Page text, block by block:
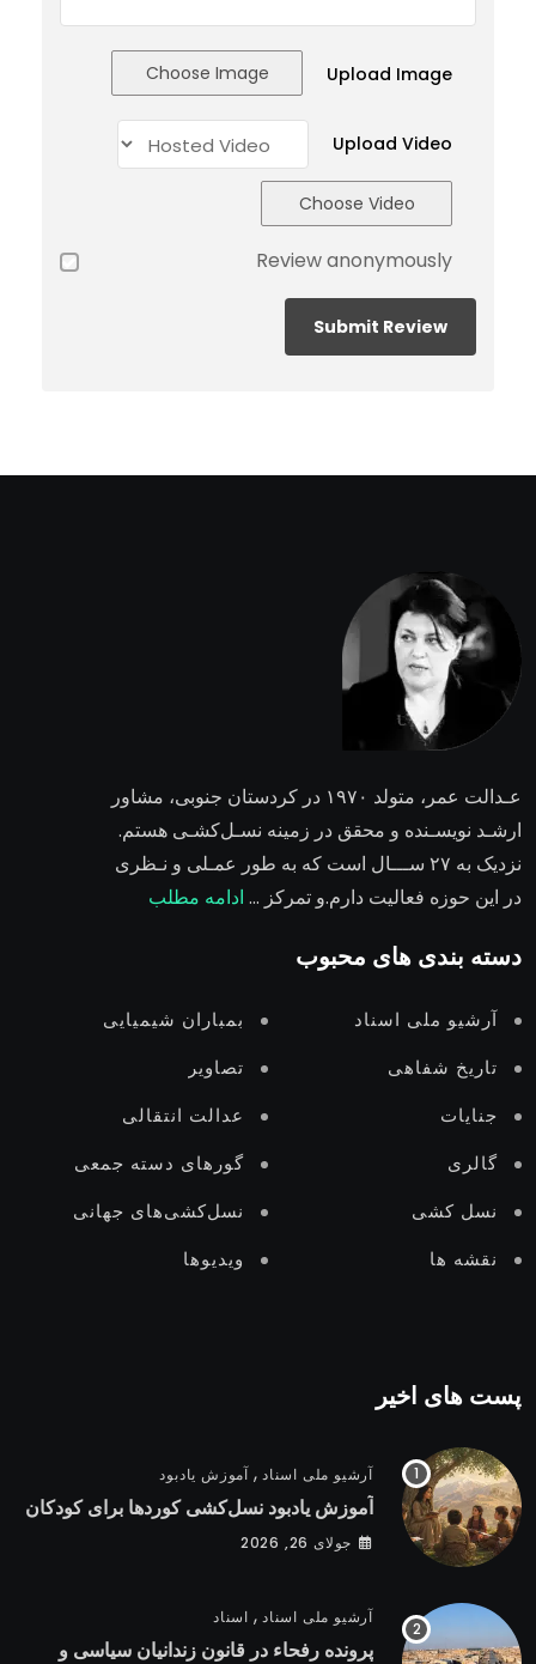
Upload Image
Choose Image
Upload Video
Choose Video
Review anonymously
عـدالت عمر، متولد ۱۹۷۰ در کردستان جنوبی، مشاور
ارشـد نویسـنده و محقق در زمینه نسـل‌کشـی هستم.
نزدیک به ۲٧ ســـال است که به طور عمـلی و نـظری
در این حوزه فعالیت دارم.و تمرکز … ادامه مطلب
دسته بندی های محبوب
آرشیو ملی اسناد بمباران شیمیایی
تاریخ شفاهی تصاویر
جنایات عدالت انتقالى
گالری گورهای دستە جمعی
نسل‌ کشی نسل‌کشی‌های جهانی
نقشه ها ویدیوها
پست های اخیر
آرشیو ملی اسناد , آموزش یادبود
آموزش یادبود نسل‌کشی کوردها برای کودکان
جولای 26, 2026
آرشیو ملی اسناد , اسناد
پرونده رفحاء در قانون زندانیان سیاسی و